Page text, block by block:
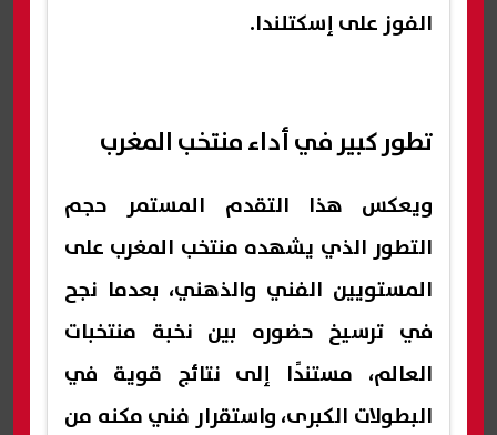
الفوز على إسكتلندا.
تطور كبير في أداء منتخب المغرب
ويعكس هذا التقدم المستمر حجم
التطور الذي يشهده منتخب المغرب على
المستويين الفني والذهني، بعدما نجح
في ترسيخ حضوره بين نخبة منتخبات
العالم، مستندًا إلى نتائج قوية في
البطولات الكبرى، واستقرار فني مكنه من